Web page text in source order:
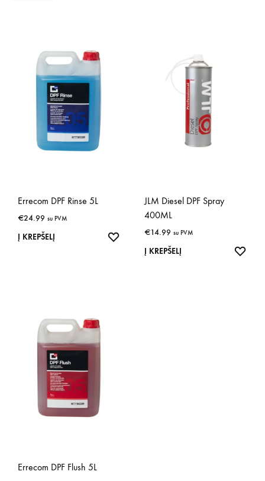
Errecom DPF Rinse 5L
€24.99 su PVM
Į KREPŠELĮ IŠSAUGOTI
JLM Diesel DPF Spray
400ML
€14.99 su PVM
Į KREPŠELĮ
Errecom DPF Flush 5L